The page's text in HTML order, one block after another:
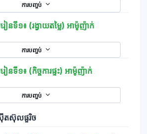
ការបញ្ចប់
ៀនទី១៖ (រង្វាយតម្លៃ) អាម៉ូញ៉ាក់កម្រងសំណួរ
ការបញ្ចប់
ៀនទី១៖ (កិច្ចការផ្ទះ) អាម៉ូញ៉ាក់
ការបញ្ចប់
ស៊ីតស៊ុលផួរិច